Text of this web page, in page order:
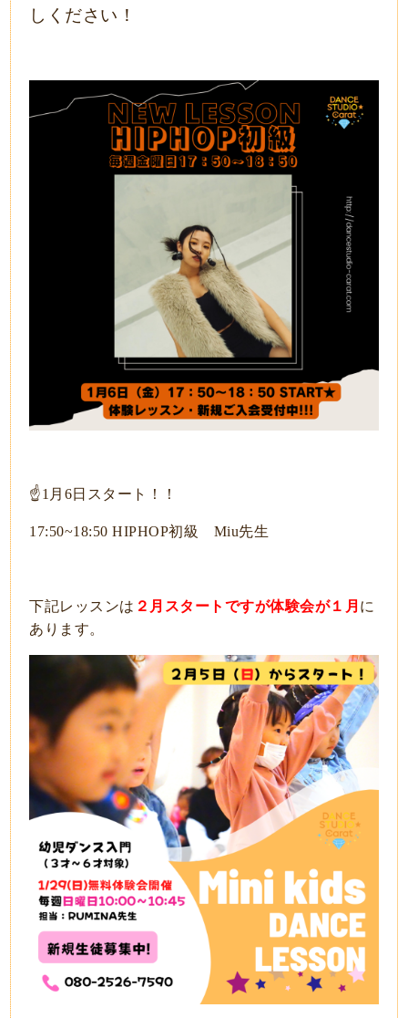
しください！
☝️1月6日スタート！！
17:50~18:50 HIPHOP初級 Miu先生
下記レッスンは ２月スタートですが体験会が１月 に
あります。